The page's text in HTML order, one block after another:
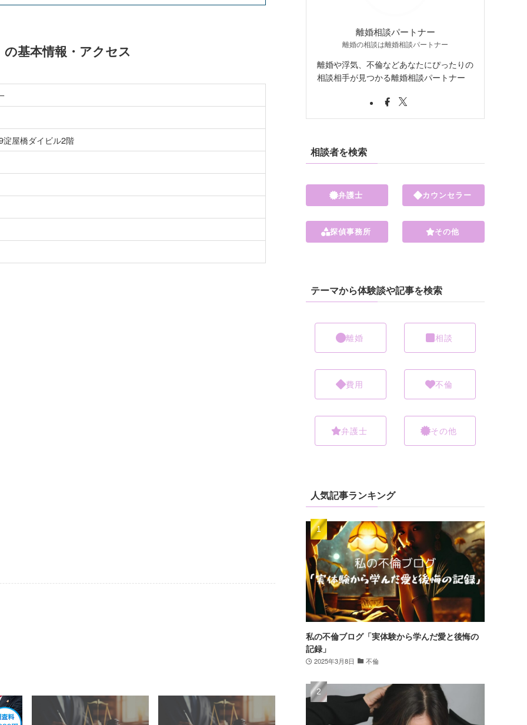
基本情報・アクセス
屋橋ダイビル2階
離婚相談パートナー
離婚の相談は離婚相談パートナー
離婚や浮気、不倫などあなたにぴったりの
相談相手が見つかる離婚相談パートナー
相談者を検索
弁護士
探偵事務所
カウンセラー
その他
テーマから体験談や記事を検索
離婚 相談
費用 不倫
弁護士 その他
人気記事ランキング
私の不倫ブログ「実体験から学んだ愛と後悔の
記録」
2025年3月8日 不倫